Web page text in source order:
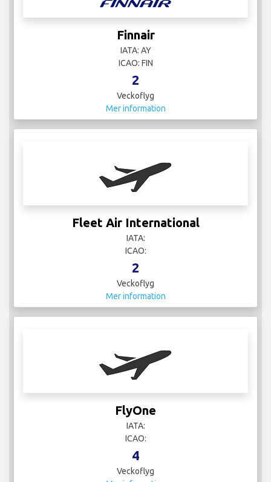
Finnair
IATA: AY
ICAO: FIN
2
Veckoflyg
Mer information
Fleet Air International
IATA:
ICAO:
2
Veckoflyg
Mer information
FlyOne
IATA:
ICAO:
4
Veckoflyg